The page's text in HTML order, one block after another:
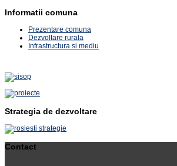
Informatii comuna
Prezentare comuna
Dezvoltare rurala
Infrastructura si mediu
Strategia de dezvoltare
Contact